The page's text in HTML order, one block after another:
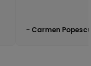
- Carmen